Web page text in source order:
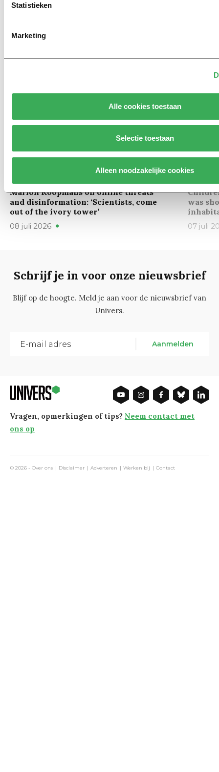
Statistieken
Marketing
Alle cookies toestaan
Selectie toestaan
Alleen noodzakelijke cookies
Marion Koopmans on online threats
and disinformation: ‘Scientists, come
out of the ivory tower’
08 juli 2026
was
07 juli
Schrijf je in voor onze nieuwsbrief
Blijf op de hoogte. Meld je aan voor de nieuwsbrief van
Univers.
Aanmelden
Vragen, opmerkingen of tips? Neem contact met
ons op
© 2026 - Over ons Disclaimer Adverteren Werken bij Contact